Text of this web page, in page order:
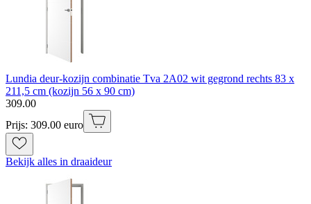
Lundia deur-kozijn combinatie Tva 2A02 wit gegrond rechts 83 x
211,5 cm (kozijn 56 x 90 cm)
309.00
Prijs: 309.00 euro
Bekijk alles in draaideur